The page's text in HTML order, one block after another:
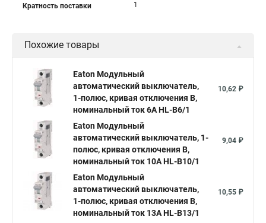
Кратность поставки 1
Похожие товары
Eaton Модульный
автоматический выключатель,
1-полюс, кривая отключения B,
номинальный ток 6А HL-B6/1
10,62 ₽
Eaton Модульный
автоматический выключатель, 1-
полюс, кривая отключения B,
номинальный ток 10А HL-B10/1
9,04 ₽
Eaton Модульный
автоматический выключатель,
1-полюс, кривая отключения B,
номинальный ток 13А HL-B13/1
10,55 ₽